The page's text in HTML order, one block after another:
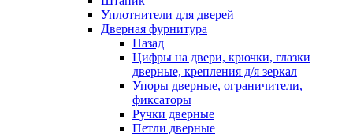
Уплотнители для дверей
Дверная фурнитура
Назад
Цифры на двери, крючки, глазки
дверные, крепления д/я зеркал
Упоры дверные, ограничители,
фиксаторы
Ручки дверные
Петли дверные